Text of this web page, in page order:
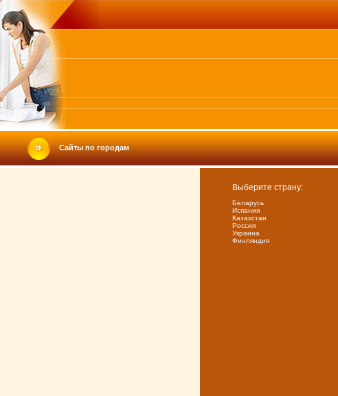
Сайты по городам
Выберите страну:
Беларусь
Испания
Казахстан
Россия
Украина
Финляндия